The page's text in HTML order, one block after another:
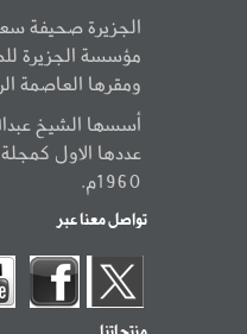
الجزيرة صحيفة
مؤسسة الجزيرة
ومقرها العاصمة
أسسها الشيخ
عددها الاول
1960م.
تواصل معنا عبر